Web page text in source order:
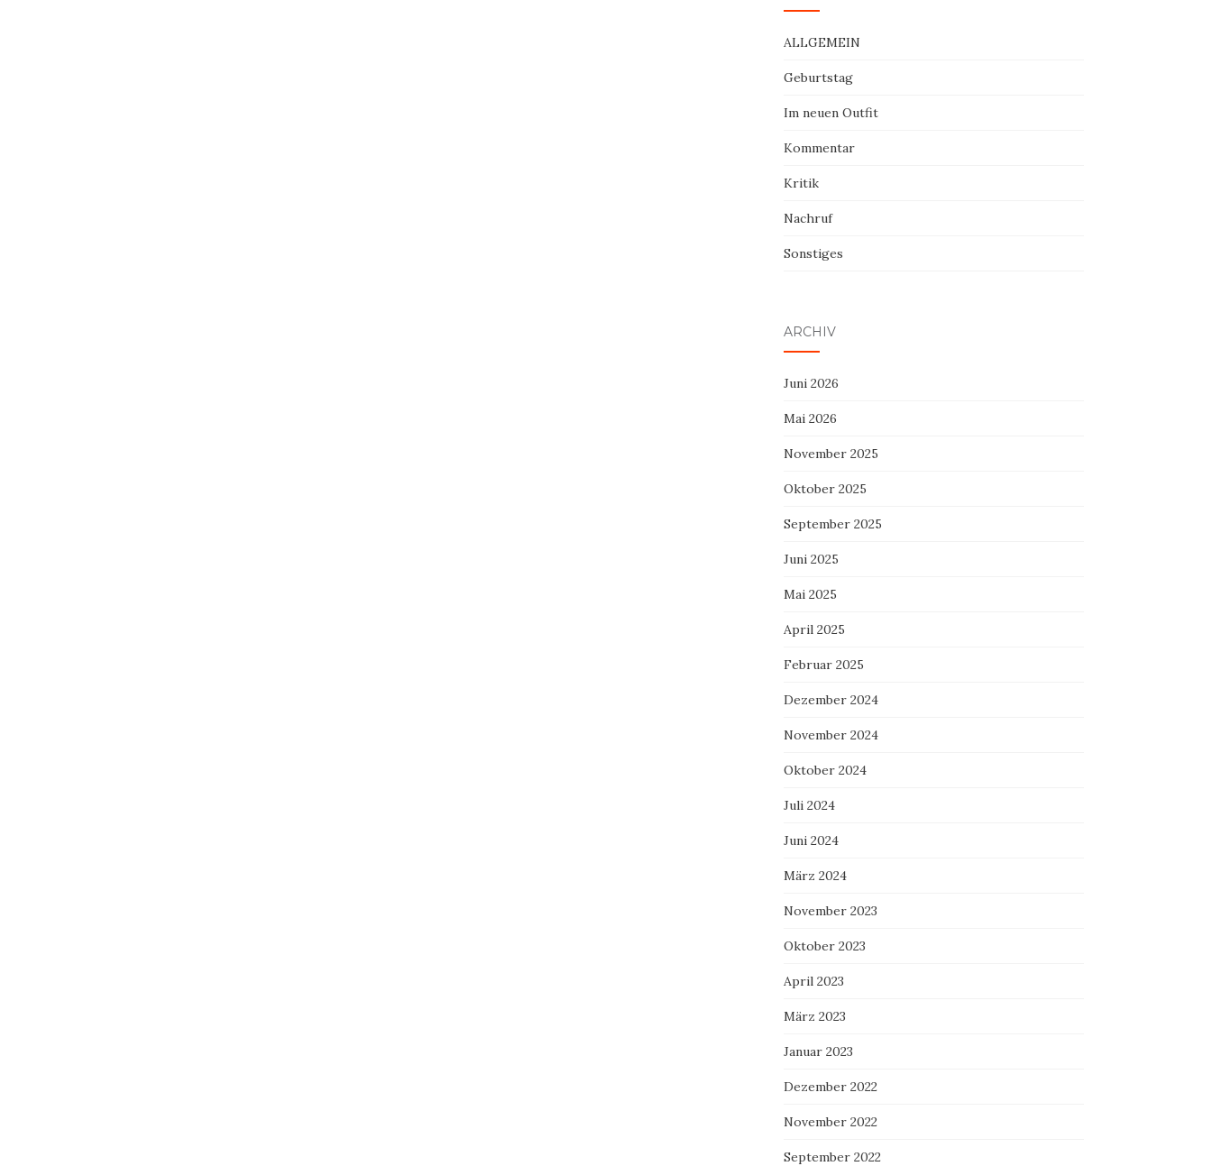
ALLGEMEIN
Geburtstag
Im neuen Outfit
Kommentar
Kritik
Nachruf
Sonstiges
ARCHIV
Juni 2026
Mai 2026
November 2025
Oktober 2025
September 2025
Juni 2025
Mai 2025
April 2025
Februar 2025
Dezember 2024
November 2024
Oktober 2024
Juli 2024
Juni 2024
März 2024
November 2023
Oktober 2023
April 2023
März 2023
Januar 2023
Dezember 2022
November 2022
September 2022